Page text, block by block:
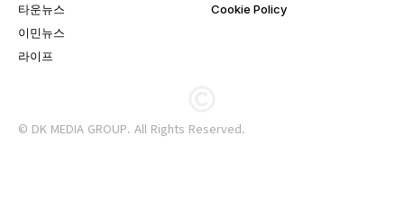
타운뉴스
이민뉴스
라이프
Cookie Policy
© DK MEDIA GROUP. All Rights Reserved.